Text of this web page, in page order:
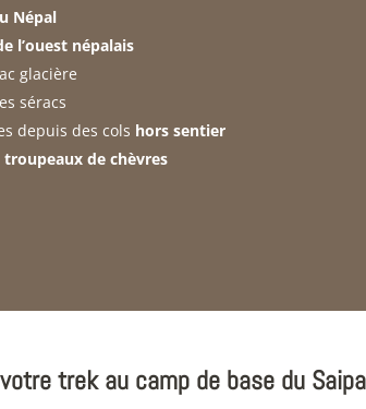
Népal
l’ouest népalais
glacière
séracs
depuis des cols hors sentier
troupeaux de chèvres
trek au camp de base du